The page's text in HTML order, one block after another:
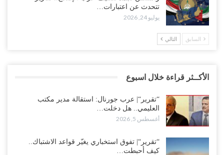
تتحدث عن اعتبارات…
يوليو 24, 2026
السابق التالي
الأكــثر قراءة خلال اسبوع
“تقرير“| عرب جورنال: استقالة مدير مكتب
العليمي.. هل دخلت…
أغسطس 5, 2026
“تقرير“| تفوق استخباري يغيّر قواعد الاشتباك..
كيف أحبطت…